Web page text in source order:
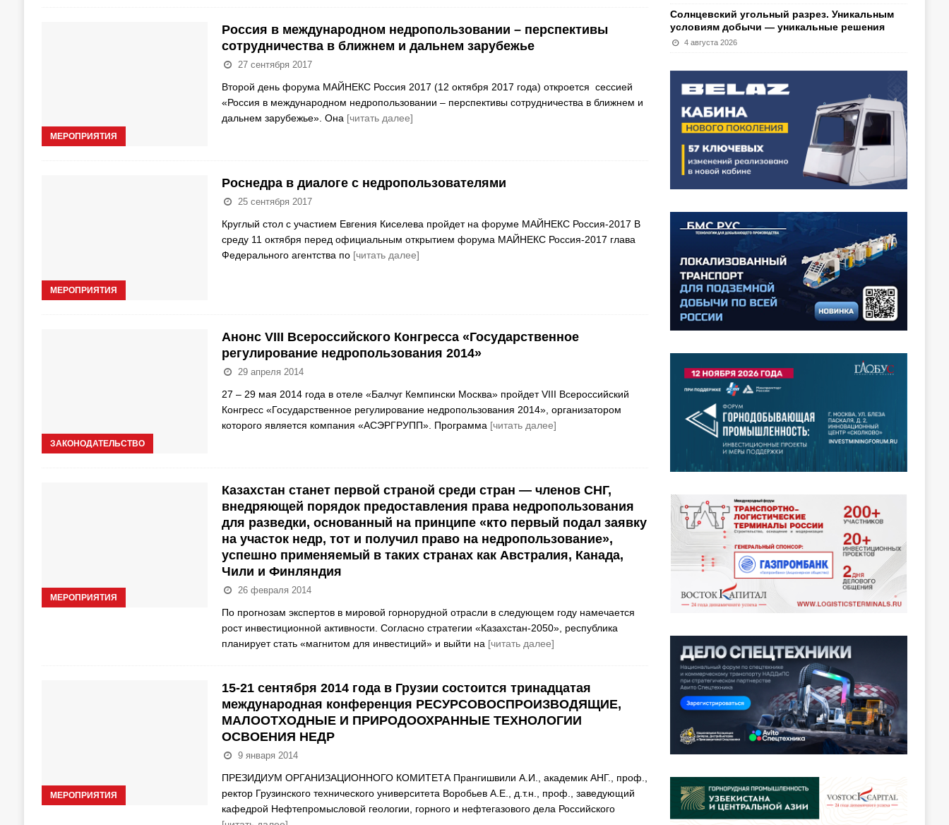
МЕРОПРИЯТИЯ
Россия в международном недропользовании – перспективы
сотрудничества в ближнем и дальнем зарубежье
27 сентября 2017
Второй день форума МАЙНЕКС Россия 2017 (12 октября 2017 года) откроется сессией
«Россия в международном недропользовании – перспективы сотрудничества в ближнем и
дальнем зарубежье». Она [читать далее]
МЕРОПРИЯТИЯ
Роснедра в диалоге с недропользователями
25 сентября 2017
Круглый стол с участием Евгения Киселева пройдет на форуме МАЙНЕКС Россия-2017 В
среду 11 октября перед официальным открытием форума МАЙНЕКС Россия-2017 глава
Федерального агентства по [читать далее]
ЗАКОНОДАТЕЛЬСТВО
Анонс VIII Всероссийского Конгресса «Государственное
регулирование недропользования 2014»
29 апреля 2014
27 – 29 мая 2014 года в отеле «Балчуг Кемпински Москва» пройдет VIII Всероссийский
Конгресс «Государственное регулирование недропользования 2014», организатором
которого является компания «АСЭРГРУПП». Программа [читать далее]
МЕРОПРИЯТИЯ
Казахстан станет первой страной среди стран — членов СНГ,
внедряющей порядок предоставления права недропользования
для разведки, основанный на принципе «кто первый подал заявку
на участок недр, тот и получил право на недропользование»,
успешно применяемый в таких странах как Австралия, Канада,
Чили и Финляндия
26 февраля 2014
По прогнозам экспертов в мировой горнорудной отрасли в следующем году намечается
рост инвестиционной активности. Согласно стратегии «Казахстан-2050», республика
планирует стать «магнитом для инвестиций» и выйти на [читать далее]
МЕРОПРИЯТИЯ
15-21 сентября 2014 года в Грузии состоится тринадцатая
международная конференция РЕСУРСОВОСПРОИЗВОДЯЩИЕ,
МАЛООТХОДНЫЕ И ПРИРОДООХРАННЫЕ ТЕХНОЛОГИИ
ОСВОЕНИЯ НЕДР
9 января 2014
ПРЕЗИДИУМ ОРГАНИЗАЦИОННОГО КОМИТЕТА Прангишвили А.И., академик АНГ., проф.,
ректор Грузинского технического университета Воробьев А.Е., д.т.н., проф., заведующий
кафедрой Нефтепромысловой геологии, горного и нефтегазового дела Российского
Солнцевский угольный разрез. Уникальным
условиям добычи — уникальные решения
4 августа 2026